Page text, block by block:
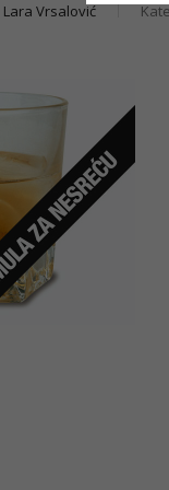
Lara Vrsalović